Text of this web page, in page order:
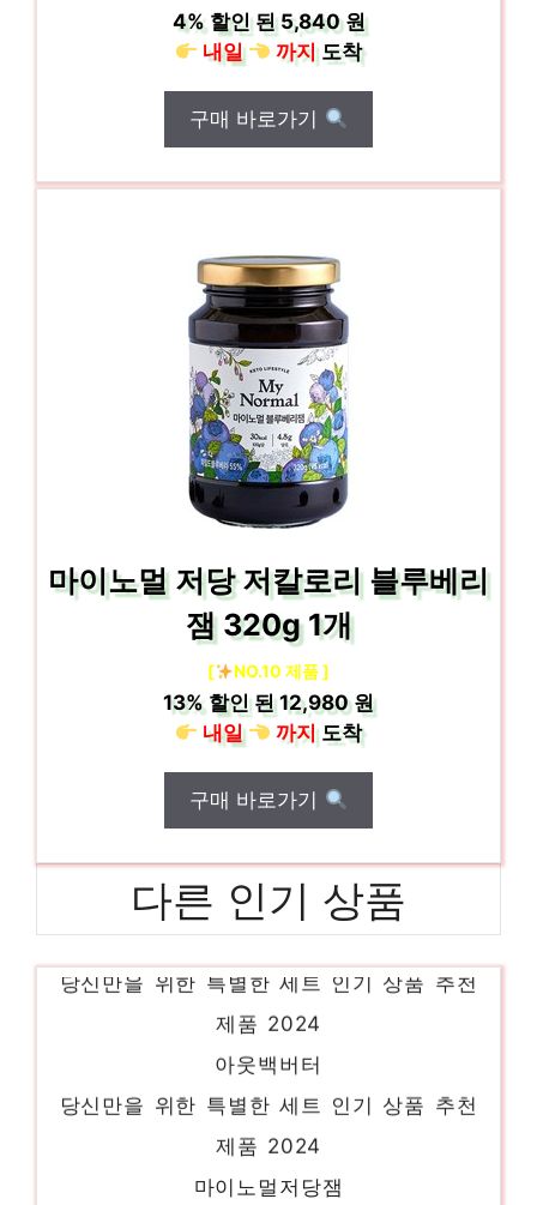
4%할인 된5,840 원
내일
까지도착
구매 바로가기
마이노멀 저당 저칼로리 블루베리
잼 320g 1개
[ NO.10 제품 ]
13%할인 된12,980 원
내일
까지도착
구매 바로가기
다른 인기 상품
콩콩당땅콩버터
당신만을 위한 특별한 세트 인기 상품 추천